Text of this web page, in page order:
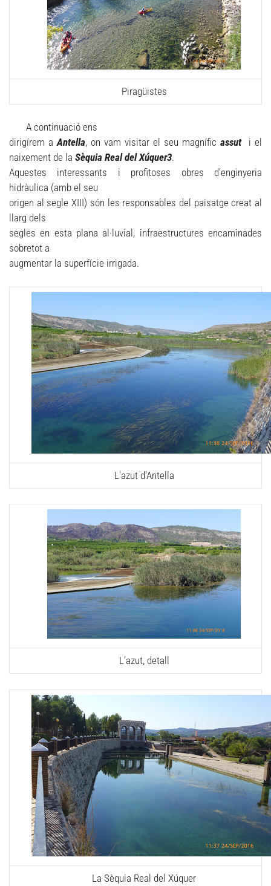
Piragüistes
A continuació ens
dirigírem aAntella, on vam visitar el seu magnífic assuti el
naixement de la Sèquia Real del Xúquer3.
Aquestes interessants i profitoses obres d’enginyeria
hidràulica (amb el seu
origen al segle XIII) són les responsables del paisatge creat al
llarg dels
segles en esta plana al·luvial, infraestructures encaminades
sobretot a
augmentar la superfície irrigada.
L’azut d’Antella
L’azut, detall
La Sèquia Real del Xúquer